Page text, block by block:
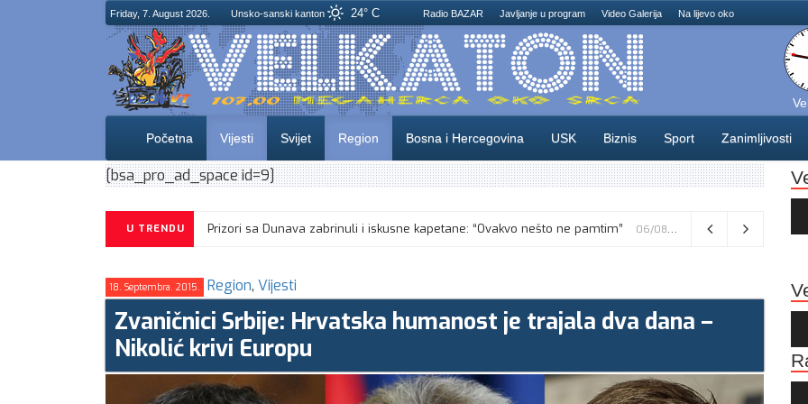
Friday, 7. August 2026. Unsko-sanski kanton 24° C Radio BAZAR Javljanje u program Video Galerija Na lijevo oko
Početna Vijesti Svijet Region Bosna i Hercegovina USK Biznis Sport Zanimljivosti
[bsa_pro_ad_space id=9]
U TRENDU Prizori sa Dunava zabrinuli i iskusne kapetane: “Ovakvo nešto ne pamtim” 06/08/2026
18. Septembra. 2015. Region, Vijesti
Zvaničnici Srbije: Hrvatska humanost je trajala dva dana –
Nikolić krivi Europu